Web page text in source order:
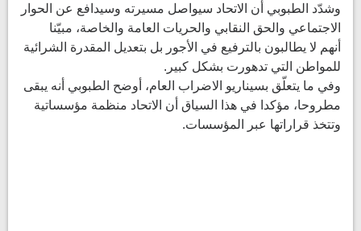
وشدّد الطبوبي أن الاتحاد سيواصل مسيرته وسيدافع عن الحوار
الاجتماعي والحق النقابي والحريات العامة والخاصة، مبيّنا
أنهم لا يطالبون بالترفيع في الأجور بل بتعديل المقدرة الشرائية
للمواطن التي تدهورت بشكل كبير.
وفي ما يتعلّق بسيناريو الاضراب العام، أوضح الطبوبي أنه يبقى
مطروحا، مؤكدا في هذا السياق أن الاتحاد منظمة مؤسساتية
وتتخذ قراراتها عبر المؤسسات.